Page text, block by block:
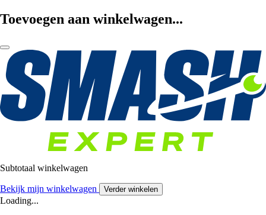
Toevoegen aan winkelwagen...
Subtotaal winkelwagen
Bekijk mijn winkelwagen Verder winkelen
Loading...